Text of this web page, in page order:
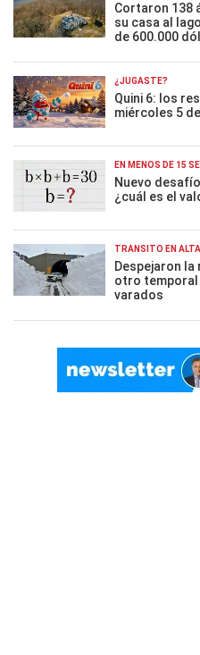
Cortaron 138
su casa al
de 600.000
¿JUGASTE?
Quini 6: los
miércoles 5
EN MENOS DE 15
Nuevo
¿cuál es el
TRÁNSITO EN
Despejaron la
otro temporal
varados